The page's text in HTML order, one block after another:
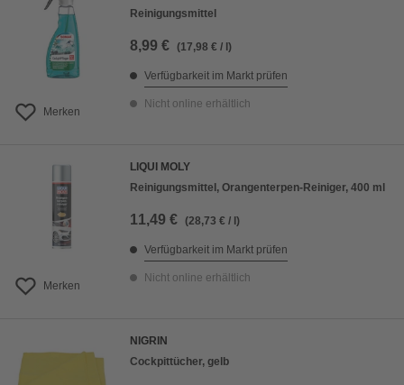
Preis aufsteigend
Preis absteigend
Bewertung
Merken
Reinigungsmittel
8,99 € (17,98 € / l)
Verfügbarkeit im Markt prüfen
Nicht online erhältlich
Merken
LIQUI MOLY
Reinigungsmittel, Orangenterpen-Reiniger, 400 ml
11,49 € (28,73 € / l)
Verfügbarkeit im Markt prüfen
Nicht online erhältlich
NIGRIN
Cockpittücher, gelb